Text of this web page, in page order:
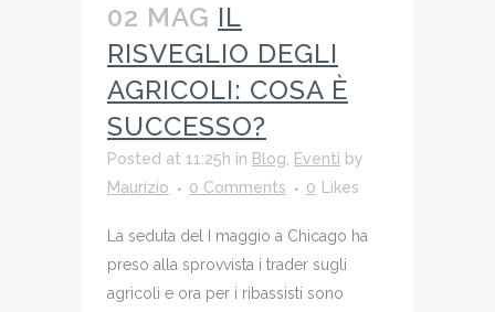
02 MAG IL
RISVEGLIO DEGLI
AGRICOLI: COSA È
SUCCESSO?
Posted at 11:25h in Blog, Eventi by
Maurizio
0 Comments 0 Likes
La seduta del I maggio a Chicago ha
preso alla sprovvista i trader sugli
agricoli e ora per i ribassisti sono